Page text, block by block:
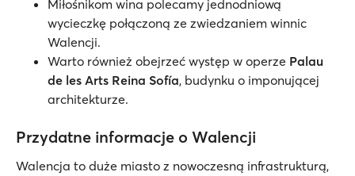
Miłośnikom wina polecamy jednodniową
wycieczkę połączoną ze zwiedzaniem winnic
Walencji.
Warto również obejrzeć występ w operze Palau
de les Arts Reina Sofía, budynku o imponującej
architekturze.
Przydatne informacje o Walencji
Walencja to duże miasto z nowoczesną infrastrukturą,